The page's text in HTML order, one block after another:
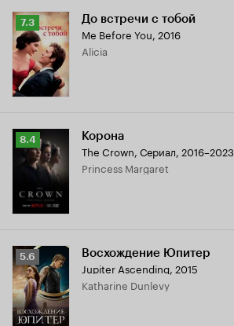
Рейтинг
Кинопоиска
7.3
7.3 До встречи с тобой
Me Before You, 2016
Alicia
Рейтинг
Кинопоиска
8.4
8.4 Корона
The Crown, Сериал, 2016–2023
Princess Margaret
Рейтинг
Кинопоиска
5.6
5.6 Восхождение Юпитер
Jupiter Ascending, 2015
Katharine Dunlevy